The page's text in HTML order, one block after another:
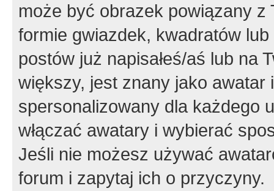
może być obrazek powiązany z
formie gwiazdek, kwadratów
postów już napisałeś/aś lub na
większy, jest znany jako
spersonalizowany dla każdego
włączać awatary i wybierać
Jeśli nie możesz używać
forum i zapytaj ich o przyczyny.